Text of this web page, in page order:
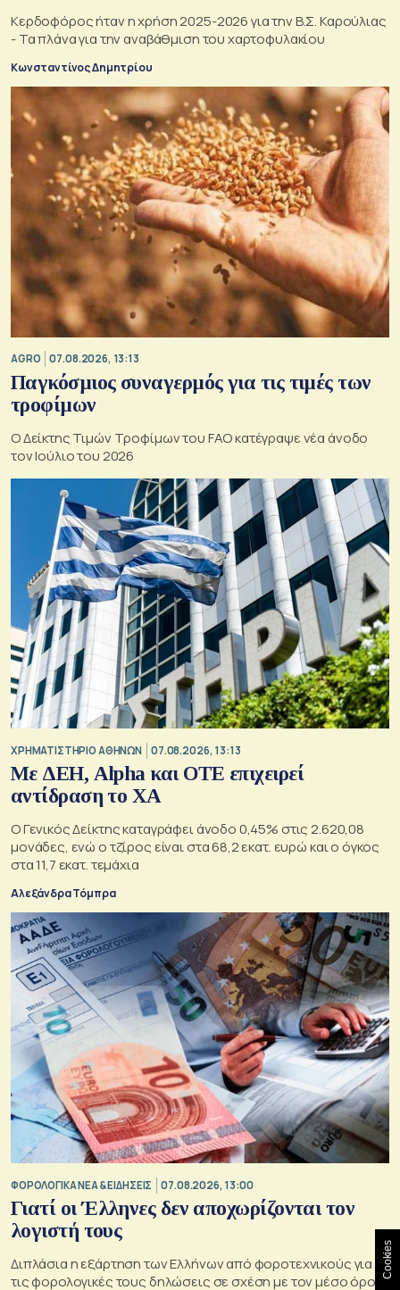
Κερδοφόρος ήταν η χρήση 2025-2026 για την Β.Σ. Καρούλιας
- Τα πλάνα για την αναβάθμιση του χαρτοφυλακίου
Κωνσταντίνος Δημητρίου
AGRO 07.08.2026, 13:13
Παγκόσμιος συναγερμός για τις τιμές των
τροφίμων
Ο Δείκτης Τιμών Τροφίμων του FAO κατέγραψε νέα άνοδο
τον Ιούλιο του 2026
XΡΗΜΑΤΙΣΤΗΡΙΟ ΑΘΗΝΩΝ 07.08.2026, 13:13
Με ΔΕΗ, Alpha και ΟΤΕ επιχειρεί
αντίδραση το ΧΑ
Ο Γενικός Δείκτης καταγράφει άνοδο 0,45% στις 2.620,08
μονάδες, ενώ ο τζίρος είναι στα 68,2 εκατ. ευρώ και ο όγκος
στα 11,7 εκατ. τεμάχια
Αλεξάνδρα Τόμπρα
ΦΟΡΟΛΟΓΙΚΑ ΝΕΑ & EΙΔΗΣΕΙΣ 07.08.2026, 13:00
Γιατί οι Έλληνες δεν αποχωρίζονται τον
λογιστή τους
Διπλάσια η εξάρτηση των Ελλήνων από φοροτεχνικούς για
τις φορολογικές τους δηλώσεις σε σχέση με τον μέσο όρο
Cookies